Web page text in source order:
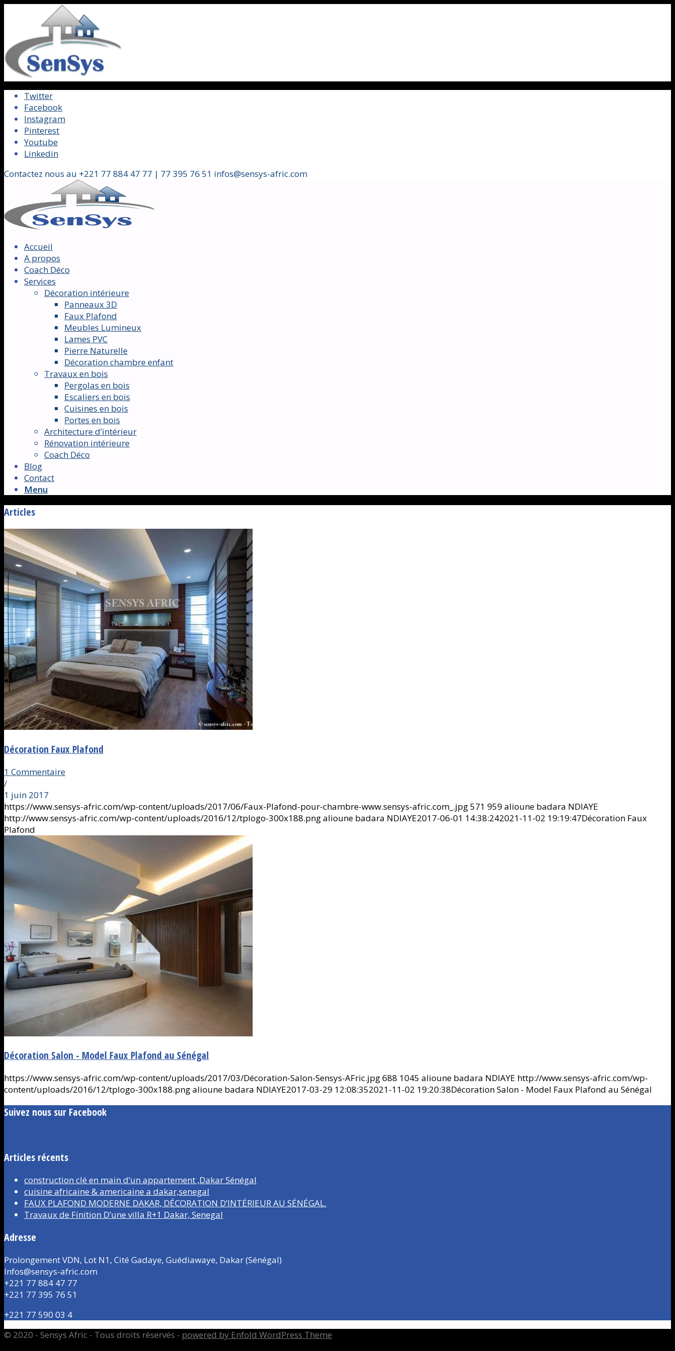
Twitter
Facebook
Instagram
Pinterest
Youtube
Linkedin
Contactez nous au +221 77 884 47 77 | 77 395 76 51 infos@sensys-afric.com
Accueil
A propos
Coach Déco
Services
Décoration intérieure
Panneaux 3D
Faux Plafond
Meubles Lumineux
Lames PVC
Pierre Naturelle
Décoration chambre enfant
Travaux en bois
Pergolas en bois
Escaliers en bois
Cuisines en bois
Portes en bois
Architecture d’intérieur
Rénovation intérieure
Coach Déco
Blog
Contact
Menu
Articles
Décoration Faux Plafond
1 Commentaire
/
1 juin 2017
https://www.sensys-afric.com/wp-content/uploads/2017/06/Faux-Plafond-pour-chambre-www.sensys-afric.com_.jpg571 959 alioune badara NDIAYE
http://www.sensys-afric.com/wp-content/uploads/2016/12/tplogo-300x188.pngalioune badara NDIAYE2017-06-01 14:38:242021-11-02 19:19:47Décoration Faux
Plafond
Décoration Salon - Model Faux Plafond au Sénégal
https://www.sensys-afric.com/wp-content/uploads/2017/03/Décoration-Salon-Sensys-AFric.jpg688 1045 alioune badara NDIAYE http://www.sensys-afric.com/wp-
content/uploads/2016/12/tplogo-300x188.pngalioune badara NDIAYE2017-03-29 12:08:352021-11-02 19:20:38Décoration Salon - Model Faux Plafond au Sénégal
Suivez nous sur Facebook
Articles récents
construction clé en main d’un appartement ,Dakar Sénégal
cuisine africaine & americaine a dakar,senegal
FAUX PLAFOND MODERNE DAKAR, DÉCORATION D’INTÉRIEUR AU SÉNÉGAL.
Travaux de Finition D’une villa R+1 Dakar, Senegal
Adresse
Prolongement VDN, Lot N1, Cité Gadaye, Guédiawaye, Dakar (Sénégal)
Infos@sensys-afric.com
+221 77 884 47 77
+221 77 395 76 51
+221 77 590 03 4
© 2020 - Sensys Afric - Tous droits réservés - powered by Enfold WordPress Theme